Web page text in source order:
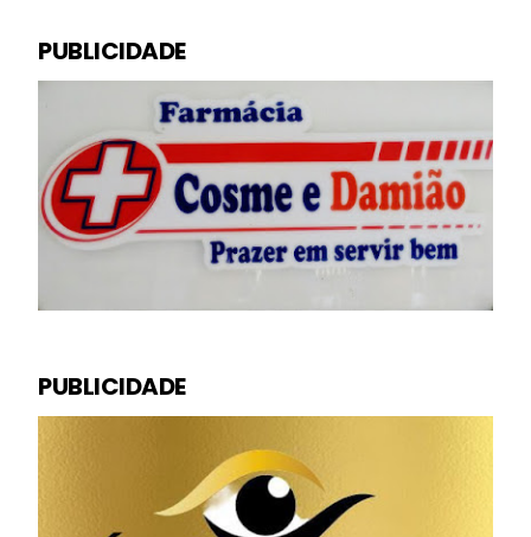
PUBLICIDADE
PUBLICIDADE